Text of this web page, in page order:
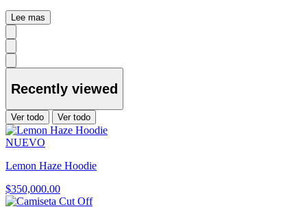
Lee mas
Recently viewed
Ver todo Ver todo
NUEVO
Lemon Haze Hoodie
$350,000.00